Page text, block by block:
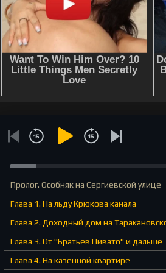
Пролог. Особняк на Сергиевской улице
Глава 1. На льду Крюкова канала
Глава 2. Доходный дом на
Глава 3. От "Братьев Пивато" и дальше
Глава 4. На казённой квартире